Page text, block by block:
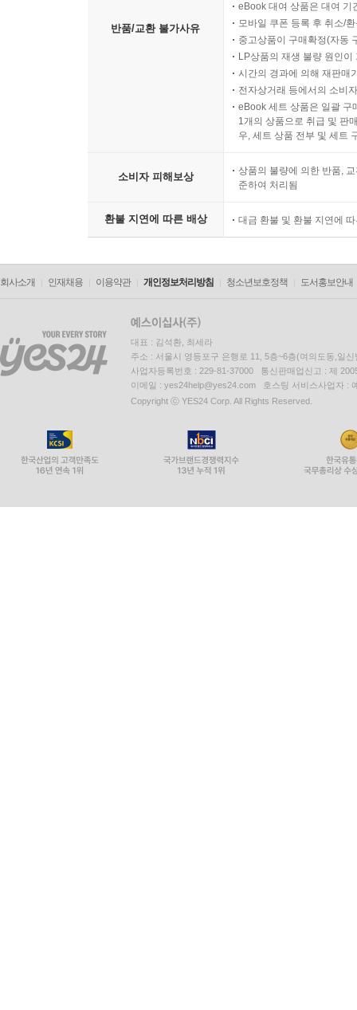
반품/교환 불가사유
eBook 대여 상품은 대여 기
모바일 쿠폰 등록 후 취소/
중고상품이 구매확정(자동
LP상품의 재생 불량 원인
시간의 경과에 의해 재판매
전자상거래 등에서의 소비
eBook 세트 상품은 일괄 구
1개의 상품으로 취급 및 판
우, 세트 상품 전부 및 세트
소비자 피해보상
상품의 불량에 의한 반품,
준하여 처리됨
환불 지연에 따른 배상 대금 환불 및 환불 지연에
회사소개 인재채용 이용약관 개인정보처리방침 청소년보호정책 도서홍보안내
대표 : 김석환, 최세라
주소 : 서울시 영등포구 은행로 11, 5층~6층(여의도동,일신
사업자등록번호 : 229-81-37000 통신판매업신고 : 제
이메일 : yes24help@yes24.com 호스팅 서비스사업자 :
Copyright ⓒ YES24 Corp. All Rights Reserved.